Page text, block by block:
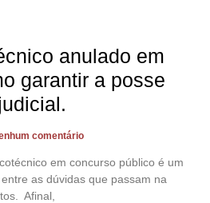
anulado em
garantir a posse
comentário
em concurso público é um
as dúvidas que passam na
Afinal,